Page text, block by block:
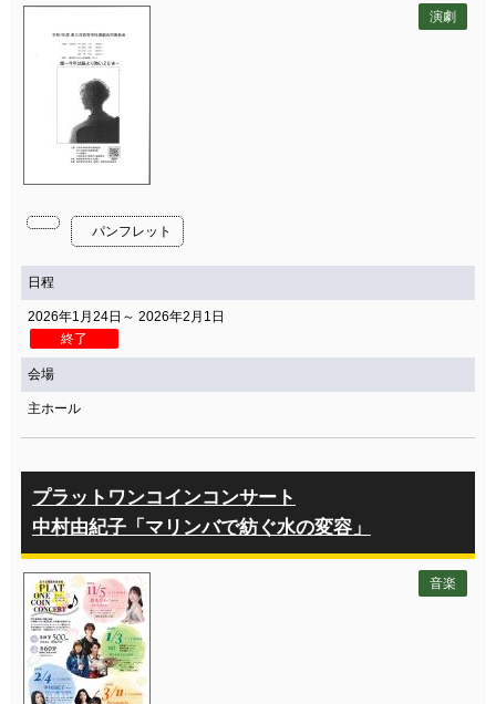
パンフレット
演劇
日程
2026年1月24日～ 2026年2月1日
終了
会場
主ホール
プラットワンコインコンサート
中村由紀子「マリンバで紡ぐ水の変容」
音楽